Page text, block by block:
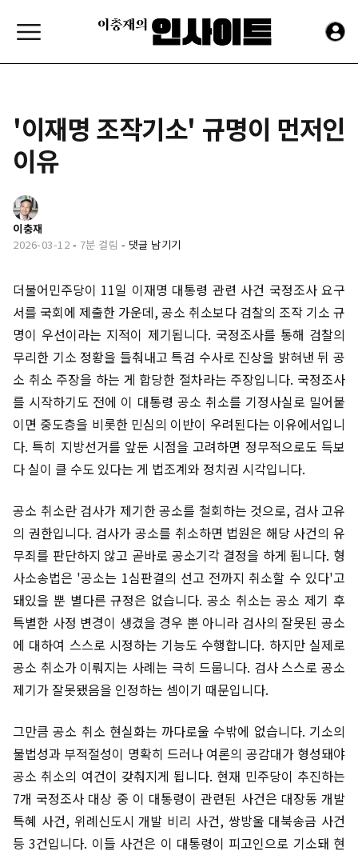
'이재명 조작기소' 규명이 먼저인
이유
이충재
2026-03-12 - 7분 걸림 - 댓글 남기기
더불어민주당이 11일 이재명 대통령 관련 사건 국정조사 요구
서를 국회에 제출한 가운데, 공소 취소보다 검찰의 조작 기소 규
명이 우선이라는 지적이 제기됩니다. 국정조사를 통해 검찰의
무리한 기소 정황을 들춰내고 특검 수사로 진상을 밝혀낸 뒤 공
소 취소 주장을 하는 게 합당한 절차라는 주장입니다. 국정조사
를 시작하기도 전에 이 대통령 공소 취소를 기정사실로 밀어붙
이면 중도층을 비롯한 민심의 이반이 우려된다는 이유에서입니
다. 특히 지방선거를 앞둔 시점을 고려하면 정무적으로도 득보
다 실이 클 수도 있다는 게 법조계와 정치권 시각입니다.
공소 취소란 검사가 제기한 공소를 철회하는 것으로, 검사 고유
의 권한입니다. 검사가 공소를 취소하면 법원은 해당 사건의 유
무죄를 판단하지 않고 곧바로 공소기각 결정을 하게 됩니다. 형
사소송법은 '공소는 1심판결의 선고 전까지 취소할 수 있다'고
돼있을 뿐 별다른 규정은 없습니다. 공소 취소는 공소 제기 후
특별한 사정 변경이 생겼을 경우 뿐 아니라 검사의 잘못된 공소
에 대하여 스스로 시정하는 기능도 수행합니다. 하지만 실제로
공소 취소가 이뤄지는 사례는 극히 드뭅니다. 검사 스스로 공소
제기가 잘못됐음을 인정하는 셈이기 때문입니다.
그만큼 공소 취소 현실화는 까다로울 수밖에 없습니다. 기소의
불법성과 부적절성이 명확히 드러나 여론의 공감대가 형성돼야
공소 취소의 여건이 갖춰지게 됩니다. 현재 민주당이 추진하는
7개 국정조사 대상 중 이 대통령이 관련된 사건은 대장동 개발
특혜 사건, 위례신도시 개발 비리 사건, 쌍방울 대북송금 사건
등 3건입니다. 이들 사건은 이 대통령이 피고인으로 기소돼 현